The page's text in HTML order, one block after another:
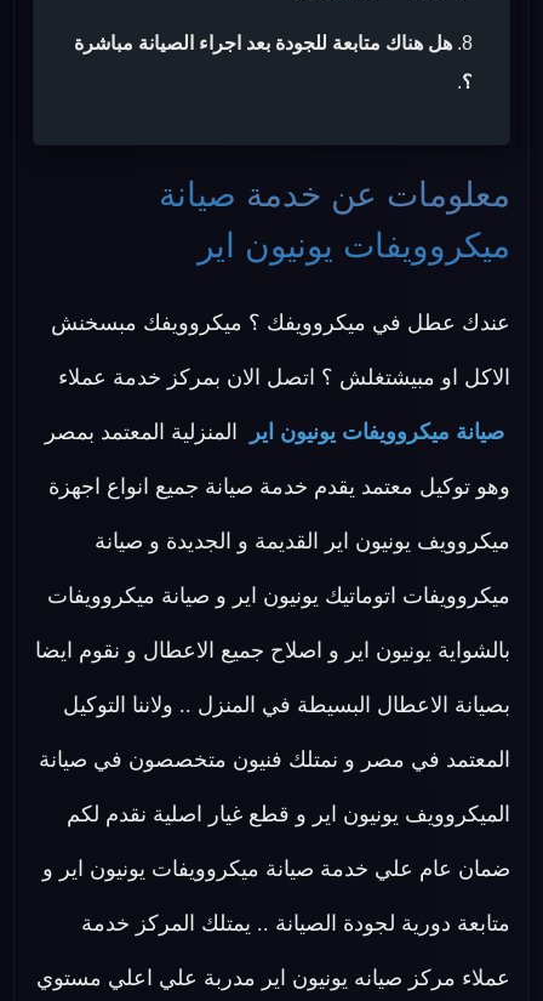
هل هناك متابعة للجودة بعد اجراء الصيانة مباشرة
؟.
معلومات عن خدمة صيانة
ميكروويفات يونيون اير
عندك عطل في ميكروويفك ؟ ميكروويفك مبسخنش
الاكل او مبيشتغلش ؟ اتصل الان بمركز خدمة عملاء
صيانة ميكروويفات يونيون اير المنزلية المعتمد بمصر
وهو توكيل معتمد يقدم خدمة صيانة جميع انواع اجهزة
ميكروويف يونيون اير القديمة و الجديدة و صيانة
ميكروويفات اتوماتيك يونيون اير و صيانة ميكروويفات
بالشواية يونيون اير و اصلاح جميع الاعطال و نقوم ايضا
بصيانة الاعطال البسيطة في المنزل .. ولاننا التوكيل
المعتمد في مصر و نمتلك فنيون متخصصون في صيانة
الميكروويف يونيون اير و قطع غيار اصلية نقدم لكم
ضمان عام علي خدمة صيانة ميكروويفات يونيون اير و
متابعة دورية لجودة الصيانة .. يمتلك المركز خدمة
عملاء مركز صيانه يونيون اير مدربة علي اعلي مستوي